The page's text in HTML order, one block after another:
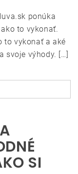
ponúka
to vykonať.
to vykonať a aké
svoje výhody. […]
SI